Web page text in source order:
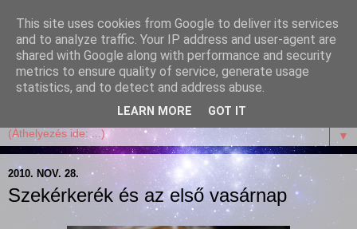
Garffyka
Szösszenetek a konyhámból, az életemből. Mosollyal,
receptekkel, vidámsággal, marcipánnal, csokival.
▼
2010. NOV. 28.
Szekérkerék és az első vasárnap
This site uses cookies from Google to deliver its services
and to analyze traffic. Your IP address and user-agent are
shared with Google along with performance and security
metrics to ensure quality of service, generate usage
statistics, and to detect and address abuse.
LEARN MORE GOT IT